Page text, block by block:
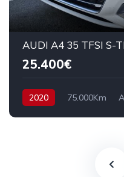
AUDI A4 35 TFSI S-
25.400€
2020 75.000Km